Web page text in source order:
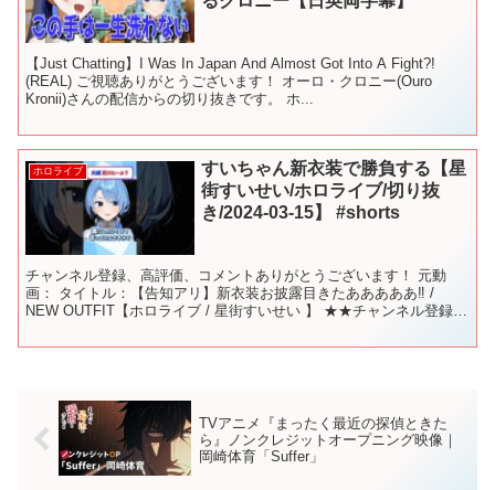
【Just Chatting】I Was In Japan And Almost Got Into A Fight?!
(REAL) ご視聴ありがとうございます！ オーロ・クロニー(Ouro
Kronii)さんの配信からの切り抜きです。 ホ...
ホロライブ
すいちゃん新衣装で勝負する【星
街すいせい/ホロライブ/切り抜
き/2024-03-15】 #shorts
チャンネル登録、高評価、コメントありがとうございます！ 元動
画： タイトル：【告知アリ】新衣装お披露目きたあああああ‼ /
NEW OUTFIT【ホロライブ / 星街すいせい 】 ★★チャンネル登録、
TVアニメ『まったく最近の探偵ときた
ら』ノンクレジットオープニング映像｜
岡崎体育「Suffer」